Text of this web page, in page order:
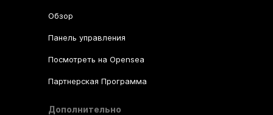
Обзор
Панель управления
Посмотреть на Opensea
Партнерская Программа
Дополнительно